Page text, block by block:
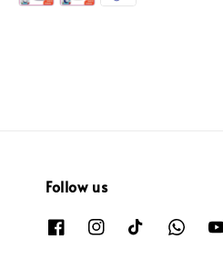
Follow us